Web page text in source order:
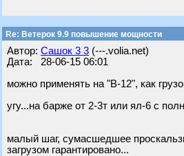
Re: Ветерок 9.9 повышение мощности
Автор: Сашок 3 3 (---.volia.net)
Дата: 28-06-15 06:01
можно применять на "В-12", как
угу...на барже от 2-3т или ял-6 с
малый шаг, сумасшедшее
загрузом гарантировано...